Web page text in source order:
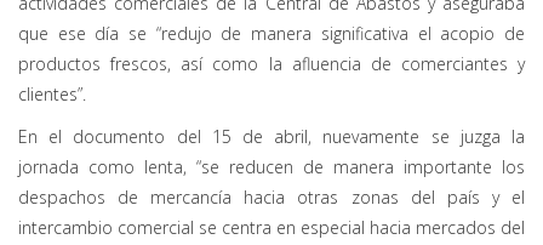
que ese día se “redujo de manera significativa el acopio de
productos frescos, así como la afluencia de comerciantes y
clientes”.
En el documento del 15 de abril, nuevamente se juzga la
jornada como lenta, “se reducen de manera importante los
despachos de mercancía hacia otras zonas del país y el
intercambio comercial se centra en especial hacia mercados del